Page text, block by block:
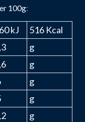
100g:
kJ
516 Kcal
g
g
g
g
g